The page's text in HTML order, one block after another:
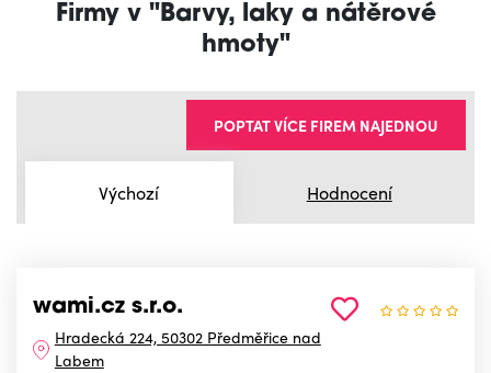
Firmy v "Barvy, laky a nátěrové
hmoty"
Výchozí Hodnocení
POPTAT VÍCE FIREM NAJEDNOU
wami.cz s.r.o.
Hradecká 224, 50302 Předměřice nad
Labem